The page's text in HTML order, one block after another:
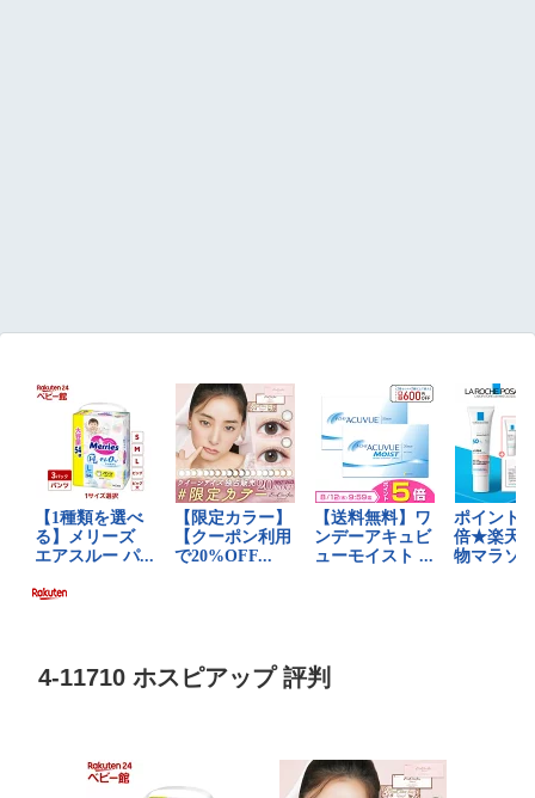
4-11710 ホスピアップ 評判